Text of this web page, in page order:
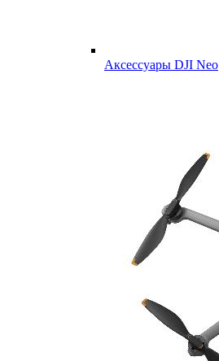
Аксессуары DJI Neo